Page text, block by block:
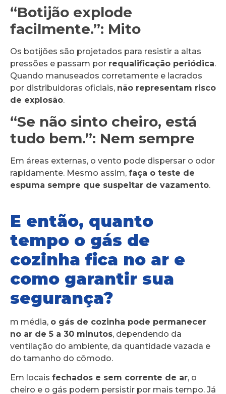
“Botijão explode
facilmente.”: Mito
Os botijões são projetados para resistir a altas
pressões e passam por requalificação periódica.
Quando manuseados corretamente e lacrados
por distribuidoras oficiais, não representam risco
de explosão.
“Se não sinto cheiro, está
tudo bem.”: Nem sempre
Em áreas externas, o vento pode dispersar o odor
rapidamente. Mesmo assim, faça o teste de
espuma sempre que suspeitar de vazamento.
E então, quanto
tempo o gás de
cozinha fica no ar e
como garantir sua
segurança?
m média, o gás de cozinha pode permanecer
no ar de 5 a 30 minutos, dependendo da
ventilação do ambiente, da quantidade vazada e
do tamanho do cômodo.
Em locais fechados e sem corrente de ar, o
cheiro e o gás podem persistir por mais tempo. Já